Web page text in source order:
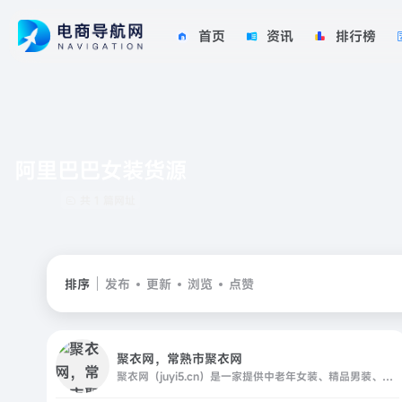
首页 资讯 排行榜
排序 发布 更新 浏览 点赞
聚衣网，常熟市聚衣网
聚衣网（juyi5.cn）是一家提供中老年女装、精品男装、时尚女装一手货源的服装供货网站，为江苏常熟数万家服装厂商提供推广销售渠道；,面向全国网销卖家、实体批发商提供最具竞争力的货源一站式货源进货，并提供快速发布、下载，服装一件代发、推荐专业服装类摄影等优质服务